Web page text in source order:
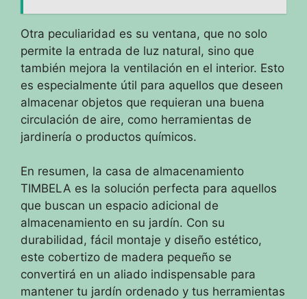
Otra peculiaridad es su ventana, que no solo
permite la entrada de luz natural, sino que
también mejora la ventilación en el interior. Esto
es especialmente útil para aquellos que deseen
almacenar objetos que requieran una buena
circulación de aire, como herramientas de
jardinería o productos químicos.
En resumen, la casa de almacenamiento
TIMBELA es la solución perfecta para aquellos
que buscan un espacio adicional de
almacenamiento en su jardín. Con su
durabilidad, fácil montaje y diseño estético,
este cobertizo de madera pequeño se
convertirá en un aliado indispensable para
mantener tu jardín ordenado y tus herramientas